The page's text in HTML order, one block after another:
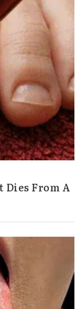
Dies From A